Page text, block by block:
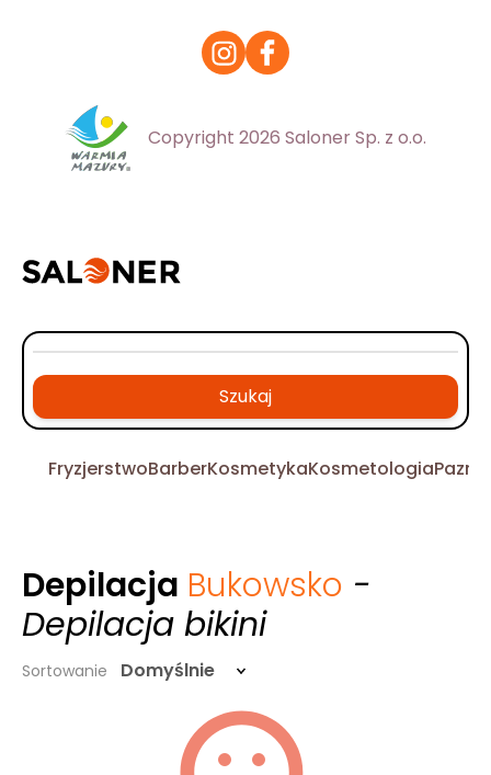
Copyright 2026 Saloner Sp. z o.o.
Szukaj
FryzjerstwoBarberKosmetykaKosmetologia
Depilacja Bukowsko -
Depilacja bikini
Sortowanie Domyślnie